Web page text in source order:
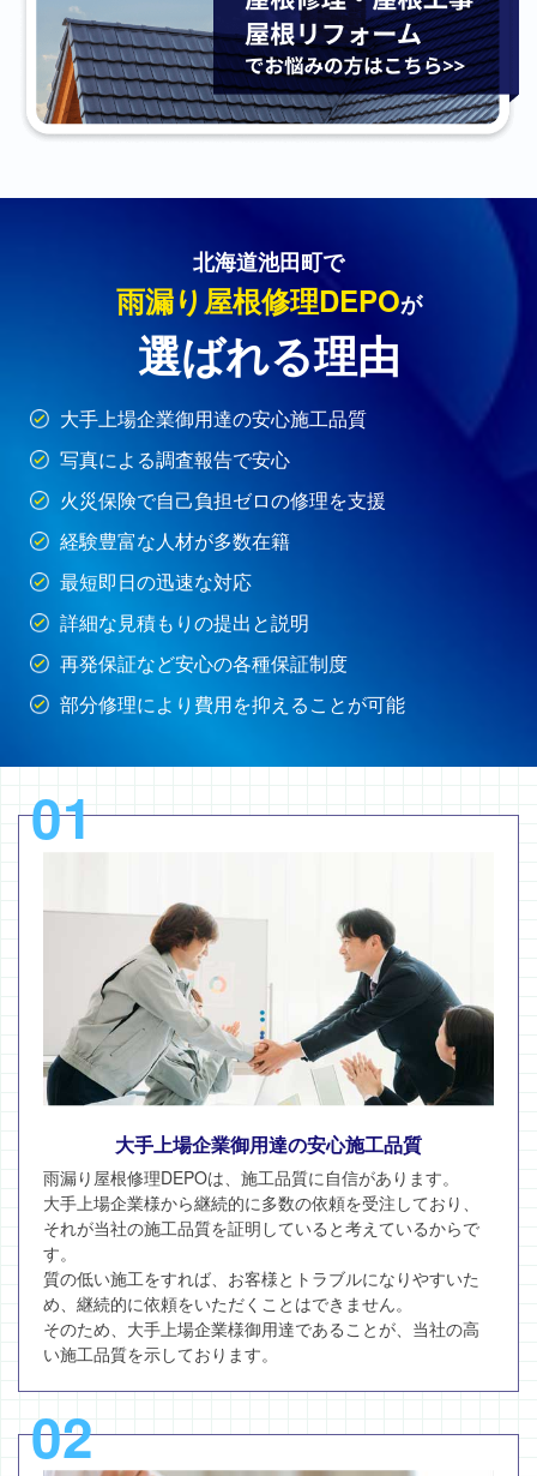
北海道池田町で
雨漏り屋根修理DEPOが
選ばれる理由
大手上場企業御用達の安心施工品質
写真による調査報告で安心
火災保険で自己負担ゼロの修理を支援
経験豊富な人材が多数在籍
最短即日の迅速な対応
詳細な見積もりの提出と説明
再発保証など安心の各種保証制度
部分修理により費用を抑えることが可能
01
大手上場企業御用達の安心施工品質
雨漏り屋根修理DEPOは、施工品質に自信があります。
大手上場企業様から継続的に多数の依頼を受注しており、
それが当社の施工品質を証明していると考えているからで
す。
質の低い施工をすれば、お客様とトラブルになりやすいた
め、継続的に依頼をいただくことはできません。
そのため、大手上場企業様御用達であることが、当社の高
い施工品質を示しております。
02